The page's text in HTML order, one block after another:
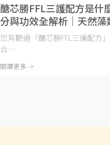
醣芯勝FFL三護配方是什
分與功效全解析｜天然藻
推薦
您有聽過「醣芯勝FFL三護配方
合⋯
閱讀更多 ->